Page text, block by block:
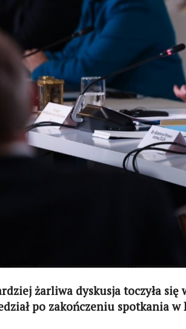
żarliwa dyskusja toczyła się
po zakończeniu spotkania